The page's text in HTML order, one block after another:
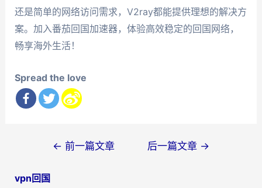
还是简单的网络访问需求，V2ray都能提供理想的解决方
案。加入番茄回国加速器，体验高效稳定的回国网络，
畅享海外生活！
Spread the love
导
← 前一篇文章 后一篇文章 →
vpn回国